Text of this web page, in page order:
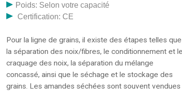
Une huilerie de palme produit de l'huile de palme brute
et des amandes comme produits primaires et de la
comprend la stérilisation, le décapage, la digestion et
le pressage, la clarification, la purification, le séchage
le stockage. Pour la ligne d'amandes, il y a des étapes
telles que la séparation noix/fibres, le conditionnement
et le craquage des noix, le mélange concassé
Poids: Selon votre capacité
Certification: CE
Pour la ligne de grains, il existe des étapes telles que
la séparation des noix/fibres, le conditionnement et le
craquage des noix, la séparation du mélange
concassé, ainsi que le séchage et le stockage des
grains. Les amandes séchées sont souvent vendues